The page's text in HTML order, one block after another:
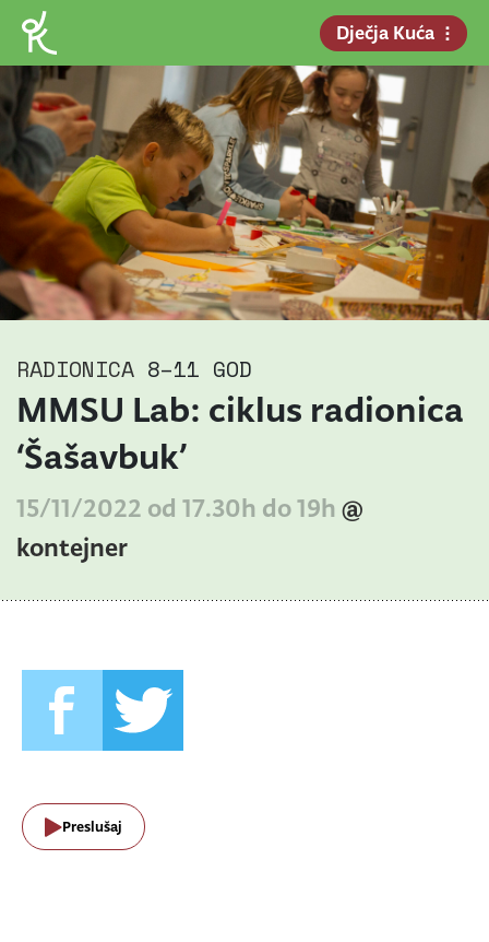
Dječja Kuća
RADIONICA 8–11 GOD
MMSU Lab: ciklus radionica
‘Šašavbuk’
15/11/2022 od 17.30h do 19h @
kontejner
Preslušaj